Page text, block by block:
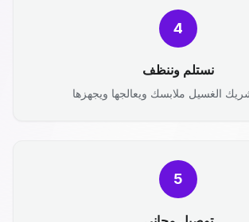
4
نستلم وننظف
الغسيل ملابسك ويعالجها ويجهزها
5